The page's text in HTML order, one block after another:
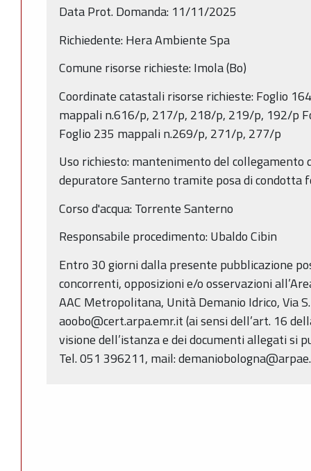
Data Prot. Domanda: 11/11/2025
Richiedente: Hera Ambiente Spa
Comune risorse richieste: Imola (Bo)
Coordinate catastali risorse richieste: Foglio
mappali n.616/p, 217/p, 218/p, 219/p, 192/p
Foglio 235 mappali n.269/p, 271/p, 277/p
Uso richiesto: mantenimento del collegamento
depuratore Santerno tramite posa di condotta
Corso d'acqua: Torrente Santerno
Responsabile procedimento: Ubaldo Cibin
Entro 30 giorni dalla presente pubblicazione
concorrenti, opposizioni e/o osservazioni
AAC Metropolitana, Unità Demanio Idrico, Via
aoobo@cert.arpa.emr.it (ai sensi dell’art. 16
visione dell’istanza e dei documenti allegati si
Tel. 051 396211, mail: